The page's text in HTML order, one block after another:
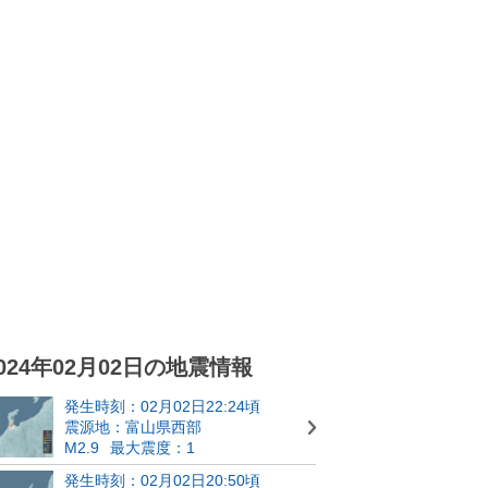
年02月02日の地震情報
発生時刻：02月02日22:24頃
震源地：富山県西部
M2.9
最大震度：1
発生時刻：02月02日20:50頃